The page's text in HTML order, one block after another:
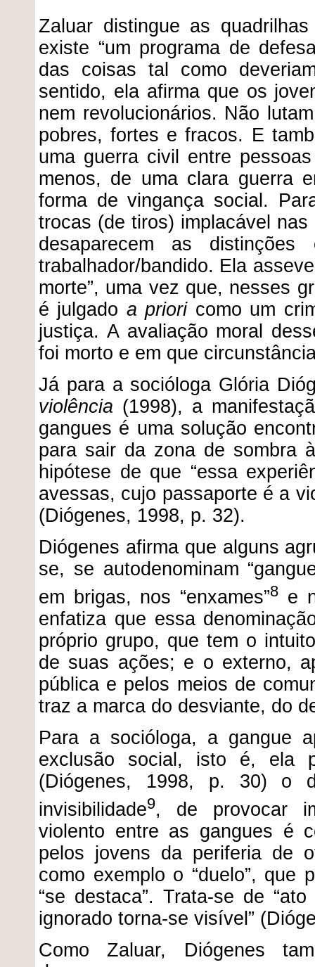
Zaluar distingue as
existe “um programa de
das coisas tal como
sentido, ela afirma que os
nem revolucionários. Não
pobres, fortes e fracos. E
uma guerra civil entre
menos, de uma clara guerra
forma de vingança social.
trocas (de tiros) implacável
desaparecem as distinções
trabalhador/bandido. Ela
morte”, uma vez que, nesses
é julgado a prioricomo um
justiça. A avaliação moral
foi morto e em que
Já para a socióloga Glória
violência (1998), a
gangues é uma solução
para sair da zona de sombra
hipótese de que “essa
avessas, cujo passaporte é a
(Diógenes, 1998, p. 32).
Diógenes afirma que alguns
se, se autodenominam
em brigas, nos “enxames”8 e
enfatiza que essa
próprio grupo, que tem o
de suas ações; e o externo,
pública e pelos meios de
traz a marca do desviante, do
Para a socióloga, a gangue
exclusão social, isto é, ela
(Diógenes, 1998, p. 30) o
invisibilidade9, de provocar
violento entre as gangues é
pelos jovens da periferia de
como exemplo o “duelo”, que
“se destaca”. Trata-se de
ignorado torna-se visível”
Como Zaluar, Diógenes